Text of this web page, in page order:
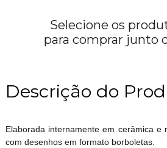
Selecione os
para comprar junto
Descrição do
Elaborada internamente em cerâmica e
com desenhos em formato borboletas.